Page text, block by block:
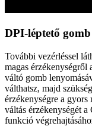
DPI-léptető gomb
További vezérléssel
magas
váltó gomb
válthatsz, majd
érzékenységre a gyors
váltás érzékenységét
funkció